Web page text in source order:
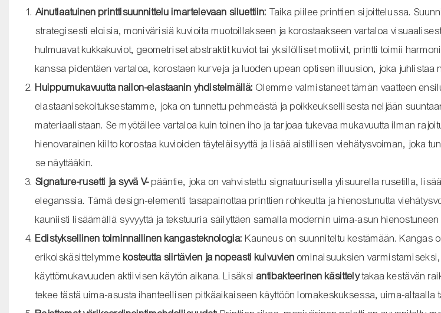
Ainutlaatuinen printtisuunnittelu imartelevaan siluettiin: Taika piilee printtien sijoittelussa.
strategisesti eloisia, monivärisiä kuvioita muotoillakseen ja korostaakseen vartaloa
hulmuavat kukkakuviot, geometriset abstraktit kuviot tai yksilölliset motiivit, printti toimii
kanssa pidentäen vartaloa, korostaen kurveja ja luoden upean optisen illuusion, joka juhlistaa
Huippumukavuutta nailon-elastaanin yhdistelmällä: Olemme valmistaneet tämän vaatteen
elastaanisekoituksestamme, joka on tunnettu pehmeästä ja poikkeuksellisesta neljään
materiaalistaan. Se myötäilee vartaloa kuin toinen iho ja tarjoaa tukevaa mukavuutta ilman
hienovarainen kiilto korostaa kuvioiden täyteläisyyttä ja lisää aistillisen viehätysvoiman, joka
se näyttääkin.
Signature-rusetti ja syvä V-pääntie, joka on vahvistettu signatuurisella ylisuurella rusetilla,
eleganssia. Tämä design-elementti tasapainottaa printtien rohkeutta ja hienostunutta
kauniisti lisäämällä syvyyttä ja tekstuuria säilyttäen samalla modernin uima-asun
Edistyksellinen toiminnallinen kangasteknologia: Kauneus on suunniteltu kestämään. Kangas
erikoiskäsittelymmekosteutta siirtävien ja nopeasti kuivuvien ominaisuuksien
käyttömukavuuden aktiivisen käytön aikana. Lisäksi antibakteerinen käsittelytakaa kestävän
tekee tästä uima-asusta ihanteellisen pitkäaikaiseen käyttöön lomakeskuksessa, uima-altaalla